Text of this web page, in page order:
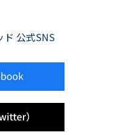
ド 公式SNS